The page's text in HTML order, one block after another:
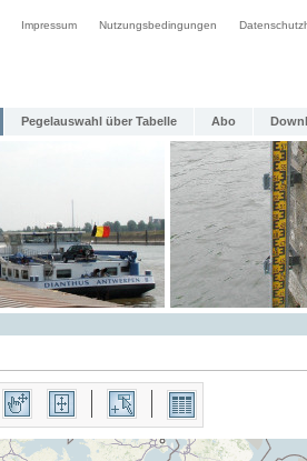
Impressum Nutzungsbedingungen
Pegelauswahl über Tabelle Abo